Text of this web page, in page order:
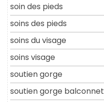
soin des pieds
soins des pieds
soins du visage
soins visage
soutien gorge
soutien gorge balconnet